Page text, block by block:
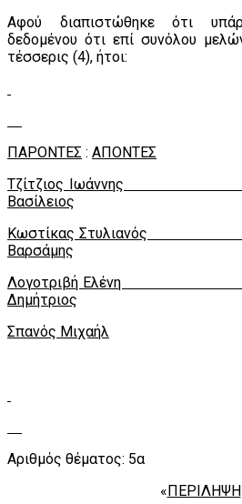
Αφού διαπιστώθηκε ότι
δεδομένου ότι επί συνόλου
τέσσερις (4), ήτοι:
ΠΑΡΟΝΤΕΣ : AΠΟΝTEΣ
Τζίτζιος
Βασίλειος
Κωστίκας Στυλιανός
Βαρσάμης
Λογοτριβή Ελένη 3.
Δημήτριος
Σπανός Μιχαήλ
Αριθμός θέματος: 5α
«ΠΕΡΙΛΗΨΗ